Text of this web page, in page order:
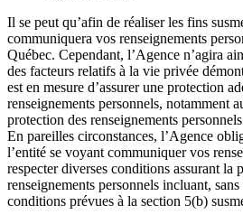
Il se peut qu’afin de réaliser les fins
communiquera vos renseignements
Québec. Cependant, l’Agence n’agira
des facteurs relatifs à la vie privée
est en mesure d’assurer une protection
renseignements personnels, notamment
protection des renseignements
En pareilles circonstances, l’Agence
l’entité se voyant communiquer vos
respecter diverses conditions assurant la
renseignements personnels incluant,
conditions prévues à la section 5(b)